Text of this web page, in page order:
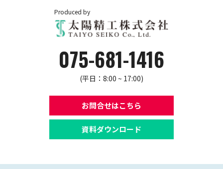
Produced by
075-681-1416
(平日：8:00 ~ 17:00)
お問合せはこちら
資料ダウンロード